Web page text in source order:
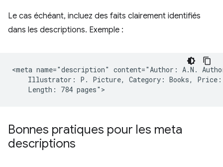
Le cas échéant, incluez des faits clairement identifiés
dans les descriptions. Exemple :
<meta name="description" content="Author: A.N.
Illustrator: P. Picture, Category: Books,
Bonnes pratiques pour les meta
descriptions